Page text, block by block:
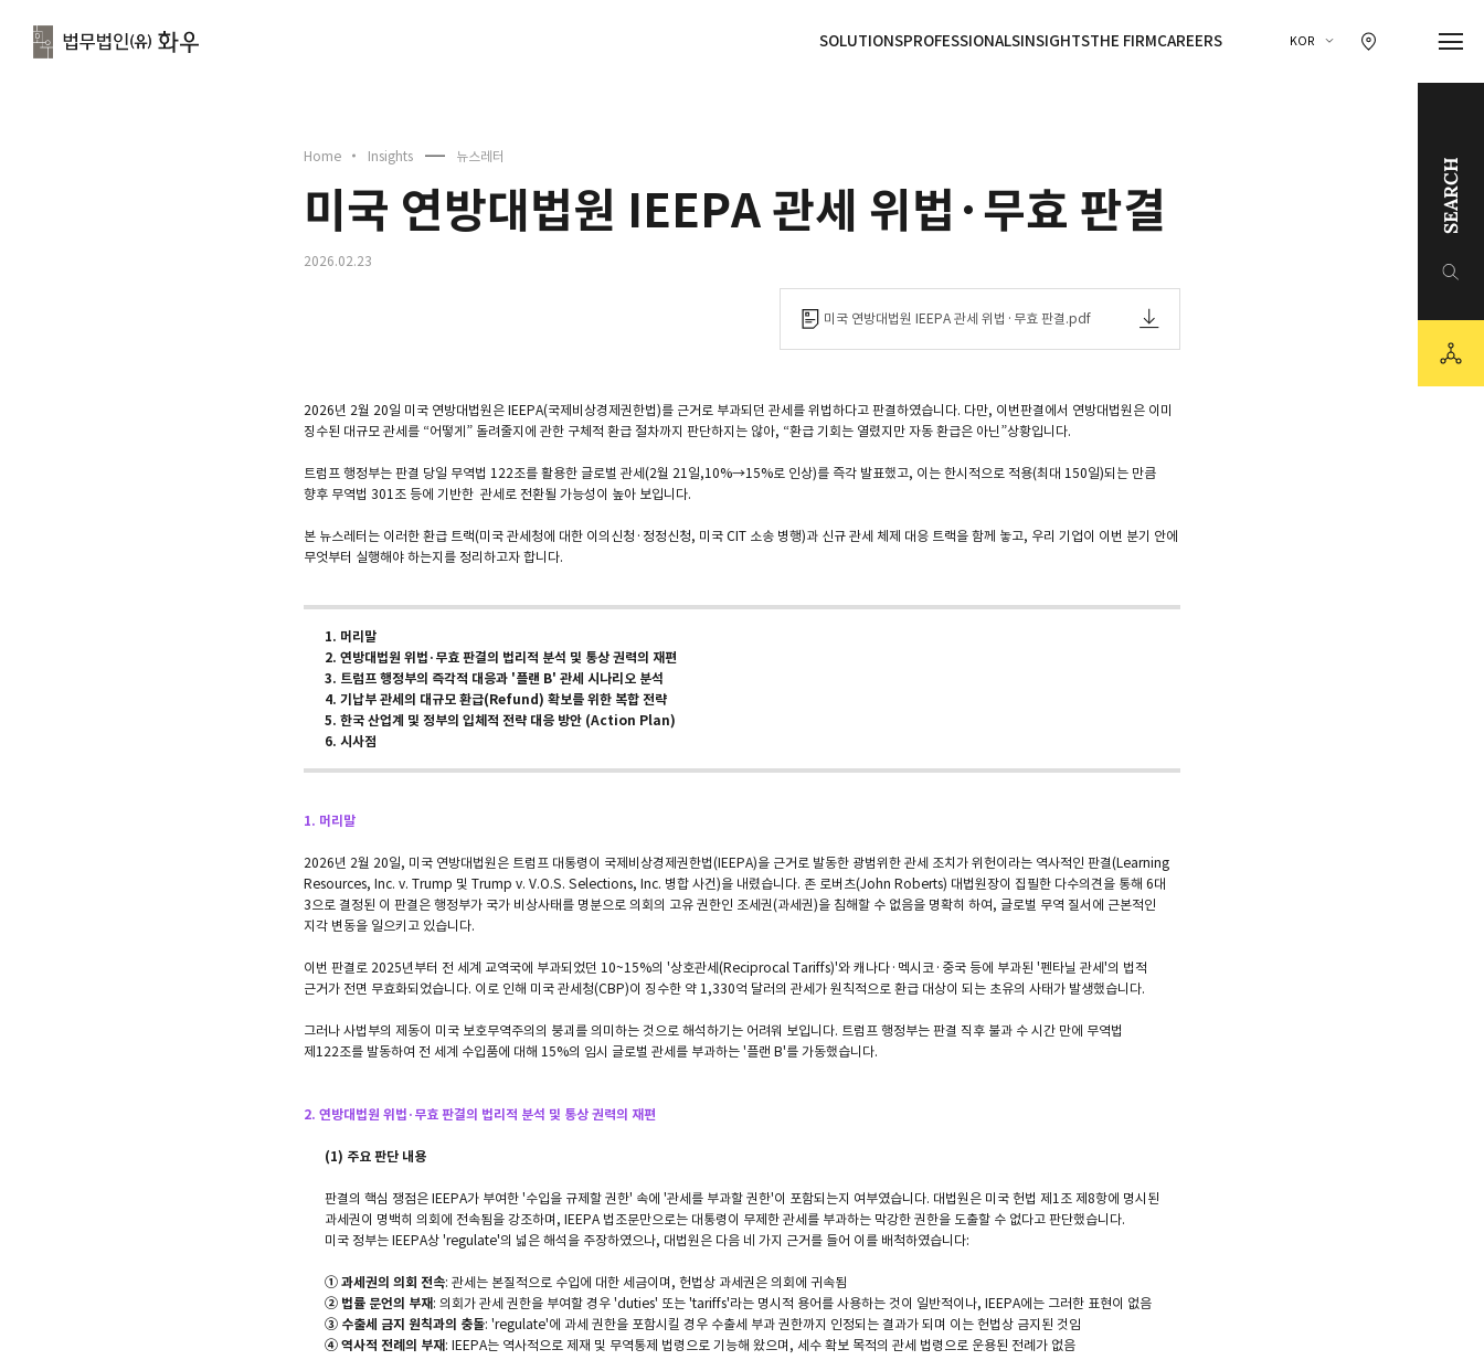
SOLUTIONSPROFESSIONALSINSIGHTSTHE FIRMCAREERS KOR
SEARCH
Home Insights 뉴스레터
미국 연방대법원 IEEPA 관세 위법·무효 판결
2026.02.23
미국 연방대법원 IEEPA 관세 위법·무효 판결.pdf
2026년 2월 20일 미국 연방대법원은 IEEPA(국제비상경제권한법)를 근거로 부과되던 관세를 위법하다고 판결하였습니다. 다만, 이번판결에서 연방대법원은 이미
징수된 대규모 관세를 “어떻게” 돌려줄지에 관한 구체적 환급 절차까지 판단하지는 않아, “환급 기회는 열렸지만 자동 환급은 아닌”상황입니다.
트럼프 행정부는 판결 당일 무역법 122조를 활용한 글로벌 관세(2월 21일,10%→15%로 인상)를 즉각 발표했고, 이는 한시적으로 적용(최대 150일)되는 만큼
향후 무역법 301조 등에 기반한 관세로 전환될 가능성이 높아 보입니다.
본 뉴스레터는 이러한 환급 트랙(미국 관세청에 대한 이의신청·정정신청, 미국 CIT 소송 병행)과 신규 관세 체제 대응 트랙을 함께 놓고, 우리 기업이 이번 분기 안에
무엇부터 실행해야 하는지를 정리하고자 합니다.
1. 머리말
2. 연방대법원 위법·무효 판결의 법리적 분석 및 통상 권력의 재편
3. 트럼프 행정부의 즉각적 대응과 '플랜 B' 관세 시나리오 분석
4. 기납부 관세의 대규모 환급(Refund) 확보를 위한 복합 전략
5. 한국 산업계 및 정부의 입체적 전략 대응 방안 (Action Plan)
6. 시사점
1. 머리말
2026년 2월 20일, 미국 연방대법원은 트럼프 대통령이 국제비상경제권한법(IEEPA)을 근거로 발동한 광범위한 관세 조치가 위헌이라는 역사적인 판결(Learning
Resources, Inc. v. Trump 및 Trump v. V.O.S. Selections, Inc. 병합 사건)을 내렸습니다. 존 로버츠(John Roberts) 대법원장이 집필한 다수의견을 통해 6대
3으로 결정된 이 판결은 행정부가 국가 비상사태를 명분으로 의회의 고유 권한인 조세권(과세권)을 침해할 수 없음을 명확히 하여, 글로벌 무역 질서에 근본적인
지각 변동을 일으키고 있습니다.
이번 판결로 2025년부터 전 세계 교역국에 부과되었던 10~15%의 '상호관세(Reciprocal Tariffs)'와 캐나다·멕시코·중국 등에 부과된 '펜타닐 관세'의 법적
근거가 전면 무효화되었습니다. 이로 인해 미국 관세청(CBP)이 징수한 약 1,330억 달러의 관세가 원칙적으로 환급 대상이 되는 초유의 사태가 발생했습니다.
그러나 사법부의 제동이 미국 보호무역주의의 붕괴를 의미하는 것으로 해석하기는 어려워 보입니다. 트럼프 행정부는 판결 직후 불과 수 시간 만에 무역법
제122조를 발동하여 전 세계 수입품에 대해 15%의 임시 글로벌 관세를 부과하는 '플랜 B'를 가동했습니다.
2. 연방대법원 위법·무효 판결의 법리적 분석 및 통상 권력의 재편
(1) 주요 판단 내용
판결의 핵심 쟁점은 IEEPA가 부여한 '수입을 규제할 권한' 속에 '관세를 부과할 권한'이 포함되는지 여부였습니다. 대법원은 미국 헌법 제1조 제8항에 명시된
과세권이 명백히 의회에 전속됨을 강조하며, IEEPA 법조문만으로는 대통령이 무제한 관세를 부과하는 막강한 권한을 도출할 수 없다고 판단했습니다.
미국 정부는 IEEPA상 'regulate'의 넓은 해석을 주장하였으나, 대법원은 다음 네 가지 근거를 들어 이를 배척하였습니다:
① 과세권의 의회 전속: 관세는 본질적으로 수입에 대한 세금이며, 헌법상 과세권은 의회에 귀속됨
② 법률 문언의 부재 : 의회가 관세 권한을 부여할 경우 'duties' 또는 'tariffs'라는 명시적 용어를 사용하는 것이 일반적이나, IEEPA에는 그러한 표현이 없음
③ 수출세 금지 원칙과의 충돌: 'regulate'에 과세 권한을 포함시킬 경우 수출세 부과 권한까지 인정되는 결과가 되며 이는 헌법상 금지된 것임
④ 역사적 전례의 부재 : IEEPA는 역사적으로 제재 및 무역통제 법령으로 기능해 왔으며, 세수 확보 목적의 관세 법령으로 운용된 전례가 없음